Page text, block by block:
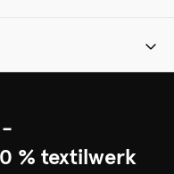
-
% textilwerk